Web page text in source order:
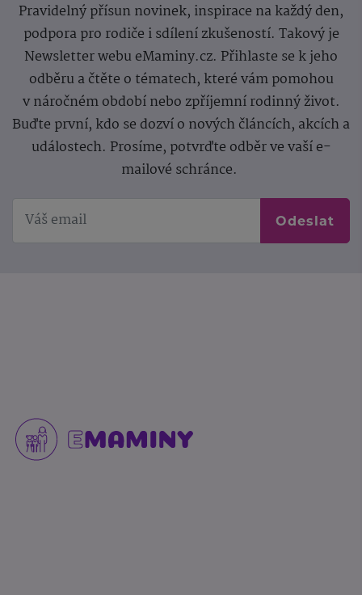
Pravidelný přísun novinek, inspirace na každý den,
podpora pro rodiče i sdílení zkušeností. Takový je
Newsletter webu eMaminy.cz. Přihlaste se k jeho
odběru a čtěte o tématech, které vám pomohou
v náročném období nebo zpříjemní rodinný život.
Buďte první, kdo se dozví o nových článcích, akcích a
událostech. Prosíme, potvrďte odběr ve vaší e-
mailové schránce.
Odeslat